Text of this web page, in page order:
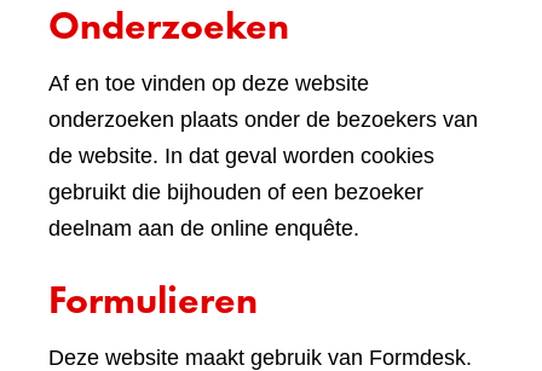
Onderzoeken
Af en toe vinden op deze website
onderzoeken plaats onder de bezoekers van
de website. In dat geval worden cookies
gebruikt die bijhouden of een bezoeker
deelnam aan de online enquête.
Formulieren
Deze website maakt gebruik van Formdesk.